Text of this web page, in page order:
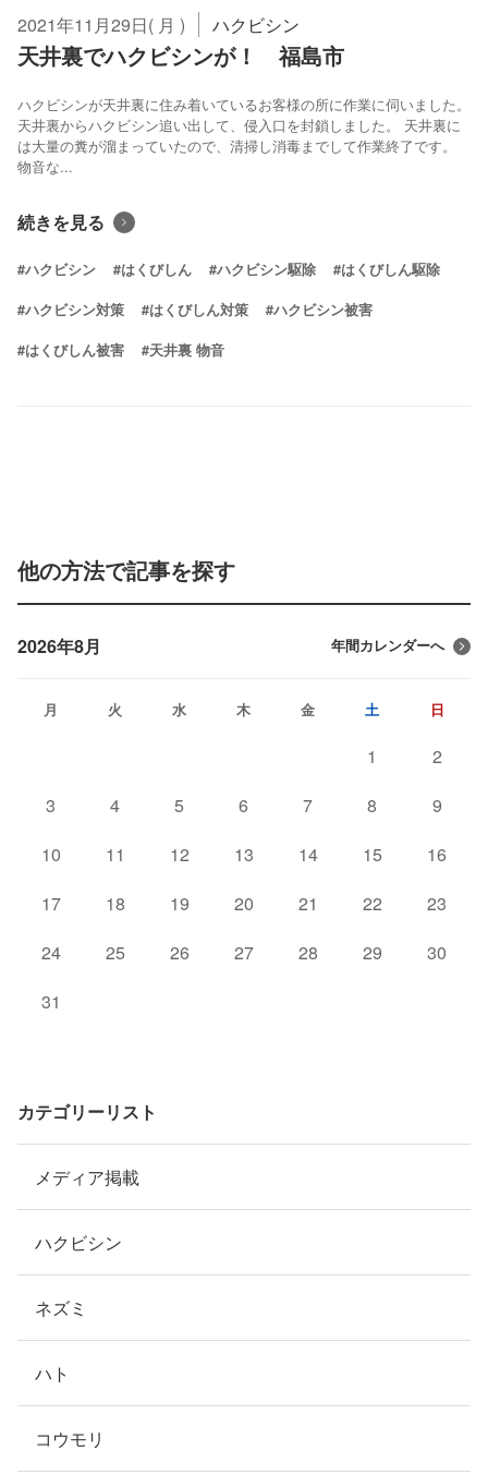
2021年11月29日( 月 ) ハクビシン
天井裏でハクビシンが！ 福島市
ハクビシンが天井裏に住み着いているお客様の所に作業に伺いました。
天井裏からハクビシン追い出して、侵入口を封鎖しました。 天井裏に
は大量の糞が溜まっていたので、清掃し消毒までして作業終了です。
物音な...
続きを見る
#ハクビシン #はくびしん #ハクビシン駆除 #はくびしん駆除
#ハクビシン対策 #はくびしん対策 #ハクビシン被害
#はくびしん被害 #天井裏 物音
他の方法で記事を探す
2026年8月 年間カレンダーへ
月 火 水 木 金 土 日
1
2
3
4 5 6 7 8
9
10
11 12 13 14 15
16
17
18 19 20 21 22
23
24
25 26 27 28 29
30
31
カテゴリーリスト
メディア掲載
ハクビシン
ネズミ
ハト
コウモリ